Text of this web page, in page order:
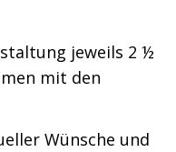
jeweils 2 ½
mit den
Wünsche und